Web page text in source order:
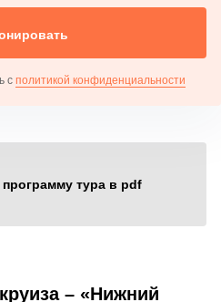
с политикой конфиденциальности
тура в pdf
– «Нижний